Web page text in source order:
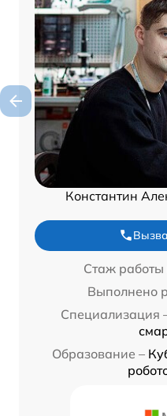
Константин
Стаж работы
Выполнено
Специализация
Образование –